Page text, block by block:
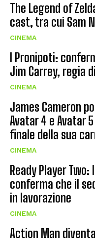
The Legend of
cast, tra cui Sam
CINEMA
I Pronipoti:
Jim Carrey, regia
CINEMA
James Cameron
Avatar 4 e Avatar
finale della sua
CINEMA
Ready Player
conferma che il
in lavorazione
CINEMA
Action Man